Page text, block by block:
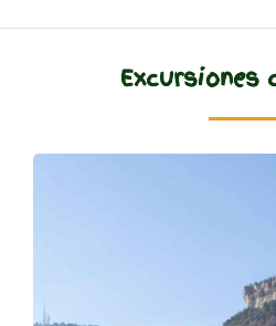
Excursiones